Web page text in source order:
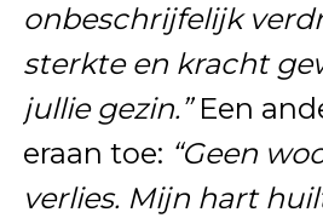
onbeschrijfelijk
sterkte en kracht
jullie gezin.”Een
eraan toe: “Geen
verlies. Mijn hart